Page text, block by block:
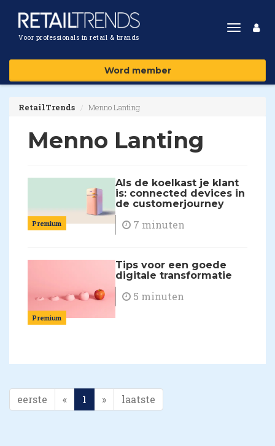
Voor professionals in retail & brands
Toggle
Word member
RetailTrends Menno Lanting
Menno Lanting
Premium
Als de koelkast je klant
is: connected devices in
de customerjourney
7 minuten
Premium
Tips voor een goede
digitale transformatie
5 minuten
eerste « 1 » laatste